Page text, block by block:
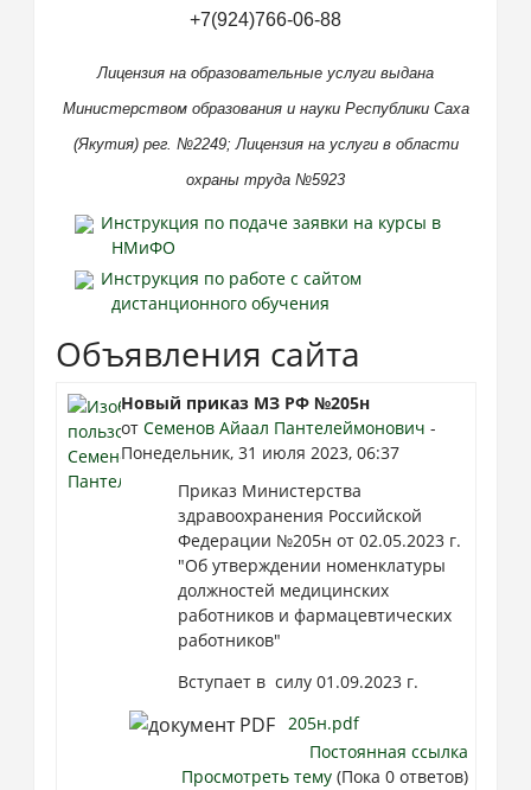
+7(924)766-06-88
Лицензия на образовательные услуги выдана
Министерством образования и науки Республики Саха
(Якутия) рег. №2249;Лицензия на услуги в области
охраны труда №5923
Инструкция по подаче заявки на курсы в
НМиФО
Инструкция по работе с сайтом
дистанционного обучения
Объявления сайта
Новый приказ МЗ РФ №205н
от Семенов Айаал Пантелеймонович -
Понедельник, 31 июля 2023, 06:37
Приказ Министерства
здравоохранения Российской
Федерации №205н от 02.05.2023 г.
"Об утверждении номенклатуры
должностей медицинских
работников и фармацевтических
работников"
Вступает в силу 01.09.2023 г.
205н.pdf
Постоянная ссылка
Просмотреть тему(Пока 0 ответов)